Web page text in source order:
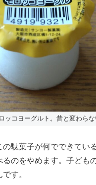
コヨーグルト。昔と変わらな
駄菓子が何でできてい
るのをやめます。子ども
す。